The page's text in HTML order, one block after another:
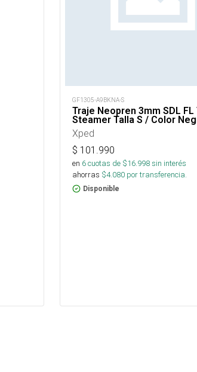
GF1305-A9BKNA-S
Traje Neopren 3mm SDL FL
Steamer Talla S / Color
Xped
$ 101.990
en 6cuotas de $16.998sin interés
ahorras $4.080 por transferencia.
Disponible